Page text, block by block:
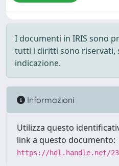
I documenti in IRIS sono
tutti i diritti sono riservati,
indicazione.
Informazioni
Utilizza questo
link a questo documento:
https://hdl.handle.net/